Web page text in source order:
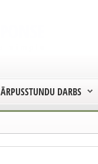
ĀRPUSSTUNDU DARBS